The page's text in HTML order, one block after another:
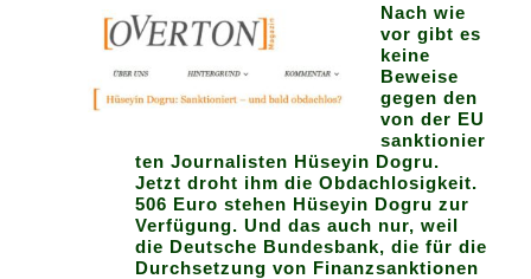
Nach wie
vor gibt es
keine
Beweise
gegen den
von der EU
sanktionier
ten Journalisten Hüseyin Dogru.
Jetzt droht ihm die Obdachlosigkeit.
506 Euro stehen Hüseyin Dogru zur
Verfügung. Und das auch nur, weil
die Deutsche Bundesbank, die für die
Durchsetzung von Finanzsanktionen